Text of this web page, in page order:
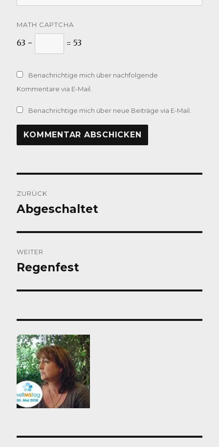
MATH CAPTCHA
63 − = 53
Benachrichtige mich über nachfolgende
Kommentare via E-Mail.
Benachrichtige mich über neue Beiträge via E-Mail.
ZURÜCK
Vorheriger
Abgeschaltet
WEITER
Nächster
Regenfest